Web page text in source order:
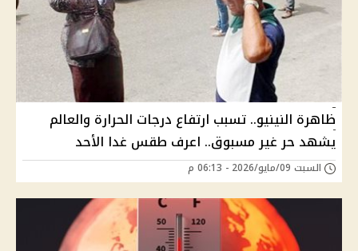
ظاهرة النينيو.. تسبب ارتفاع درجات الحرارة والعالم
يشهد حر غير مسبوق.. اعرف طقس غدا الأحد
السبت 09/مايو/2026 - 06:13 م